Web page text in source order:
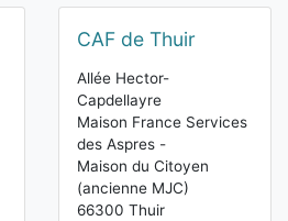
CAF de Thuir
Allée Hector-
Capdellayre
Maison France Services
des Aspres -
Maison du Citoyen
(ancienne MJC)
66300 Thuir